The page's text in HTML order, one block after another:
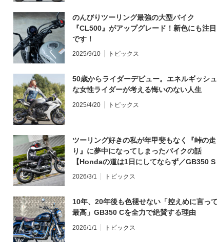
のんびりツーリング最強の大型バイク
『CL500』がアップグレード！新色にも注目
です！
2025/9/10 トピックス
50歳からライダーデビュー。エネルギッシュ
な女性ライダーが考える悔いのない人生
2025/4/20 トピックス
ツーリング好きの私が年甲斐もなく『峠の走
り』に夢中になってしまったバイクの話
【Hondaの道は1日にしてならず／GB350 S
インプレ・レビュー 前編】
2026/3/1 トピックス
10年、20年後も色褪せない「控えめに言っ
最高」GB350 Cを全力で絶賛する理由
2026/1/1 トピックス